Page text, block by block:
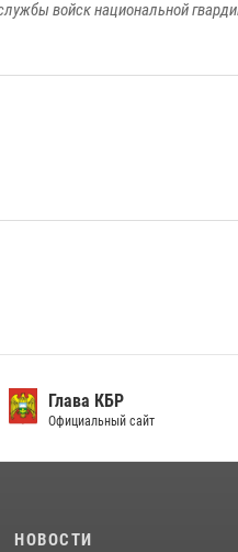
войск национальной
Глава КБР
Официальный сайт
НОВОСТИ